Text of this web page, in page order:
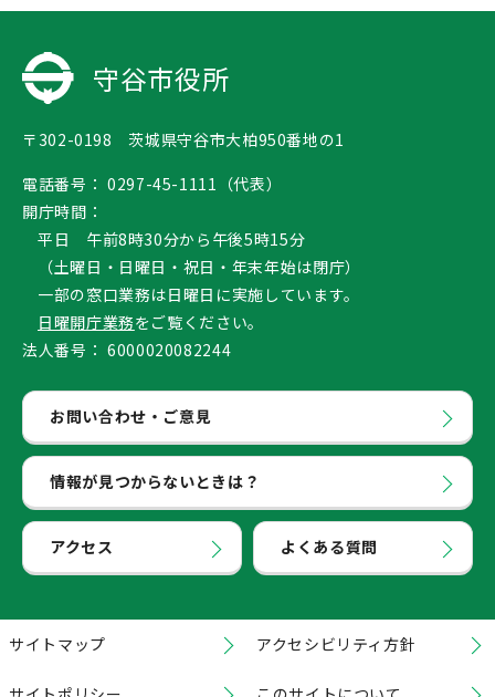
守谷市役所
〒302-0198 茨城県守谷市大柏950番地の1
電話番号： 0297-45-1111（代表）
開庁時間：
平日 午前8時30分から午後5時15分
（土曜日・日曜日・祝日・年末年始は閉庁）
一部の窓口業務は日曜日に実施しています。
日曜開庁業務をご覧ください。
法人番号： 6000020082244
お問い合わせ・ご意見
情報が見つからないときは？
アクセス よくある質問
サイトマップ アクセシビリティ方針